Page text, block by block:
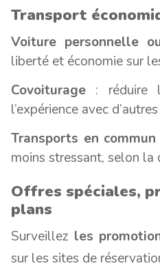
Transport
Voiture personnelle
liberté et économie sur
Covoiturage : réduire
l’expérience avec
Transports en commun
moins stressant, selon la
Offres spéciales,
plans
Surveillez les
sur les sites de